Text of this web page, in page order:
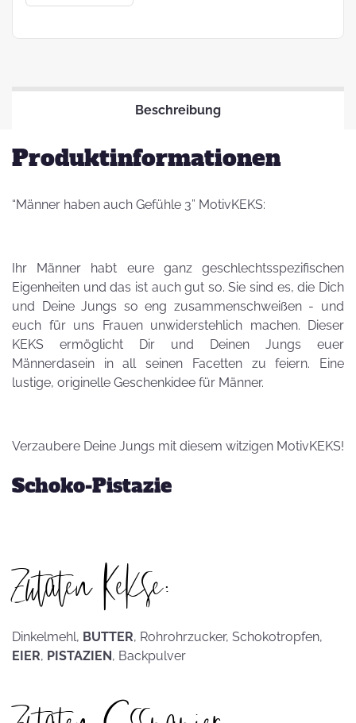
Beschreibung
Produktinformationen
“Männer haben auch Gefühle 3” MotivKEKS:
Ihr Männer habt eure ganz geschlechtsspezifischen
Eigenheiten und das ist auch gut so. Sie sind es, die Dich
und Deine Jungs so eng zusammenschweißen - und
euch für uns Frauen unwiderstehlich machen. Dieser
KEKS ermöglicht Dir und Deinen Jungs euer
Männerdasein in all seinen Facetten zu feiern. Eine
lustige, originelle Geschenkidee für Männer.
Verzaubere Deine Jungs mit diesem witzigen MotivKEKS!
Schoko-Pistazie
Zutaten Kekse:
Dinkelmehl, BUTTER, Rohrohrzucker, Schokotropfen,
EIER, PISTAZIEN, Backpulver